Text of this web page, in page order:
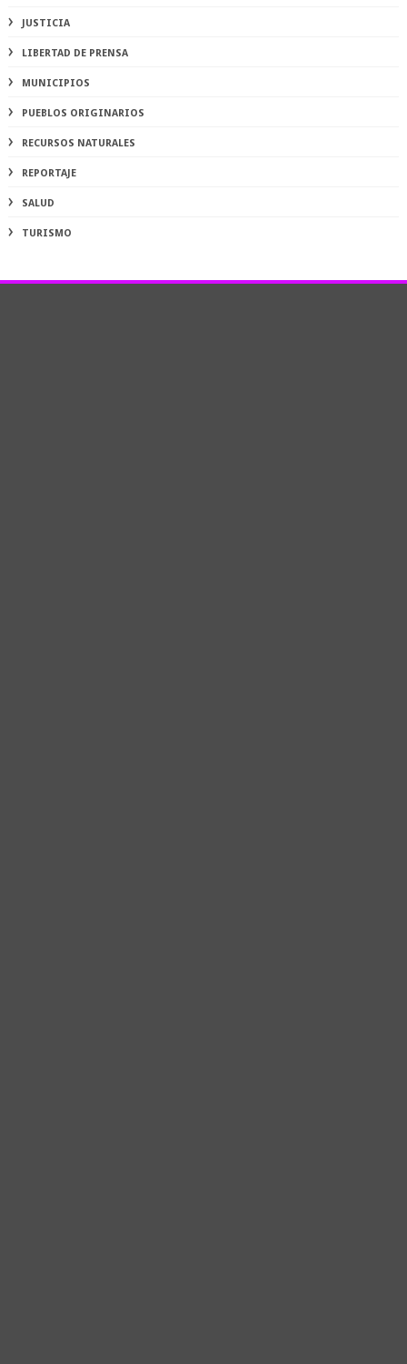
JUSTICIA
LIBERTAD DE PRENSA
MUNICIPIOS
PUEBLOS ORIGINARIOS
RECURSOS NATURALES
REPORTAJE
SALUD
TURISMO